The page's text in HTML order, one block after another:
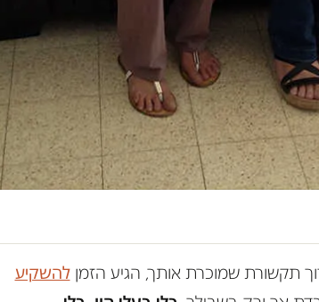
תקשורת שמוכרת אותך, הגיע הזמןלהשקיע